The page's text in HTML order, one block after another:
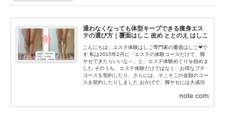
通わなくなっても体型キープできる痩身エス
テの選び方｜覆面はしこ 改め ととのえ はしこ
こんにちは、エステ体験はしご専門家の覆面はしこ❤で
す 私は2015年2月に「エステの体験コースだけで、脚
ヤセできたらいいな～」と、エステ体験めぐりを始めま
した そのうち、エステ体験だけではなく、お得なプチ
コースを契約したり、さらには、そこそこの金額のコー
スを契約したりしました おかげで、脚ヤセには大成功
note.com